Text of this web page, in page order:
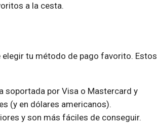
a la cesta.
elegir tu método de pago favorito. Estos
soportada por Visa o Mastercard y
(y en dólares americanos).
y son más fáciles de conseguir.